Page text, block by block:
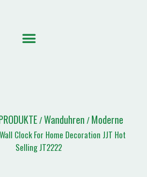
/Wanduhren / Moderne
Clock For Home Decoration JJT Hot
Selling JT2222